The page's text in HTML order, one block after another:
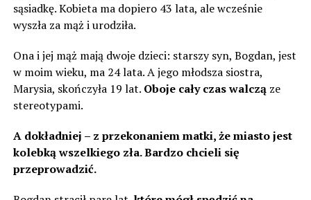
sąsiadkę. Kobieta ma dopiero 43 lata, ale wcześnie
wyszła za mąż i urodziła.
Ona i jej mąż mają dwoje dzieci: starszy syn, Bogdan, jest
w moim wieku, ma 24 lata. A jego młodsza siostra,
Marysia, skończyła 19 lat. Oboje cały czas walcząze
stereotypami.
A dokładniej – z przekonaniem matki, że miasto jest
kolebką wszelkiego zła. Bardzo chcieli się
przeprowadzić.